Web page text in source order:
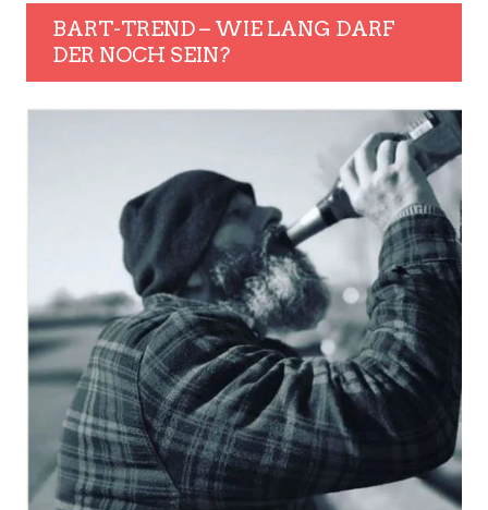
BART-TREND – WIE LANG DARF
DER NOCH SEIN?